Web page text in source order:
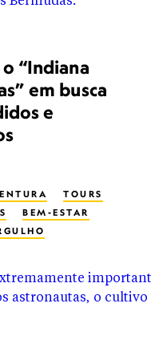
“Indiana
em busca
e
TOURS
BEM-ESTAR